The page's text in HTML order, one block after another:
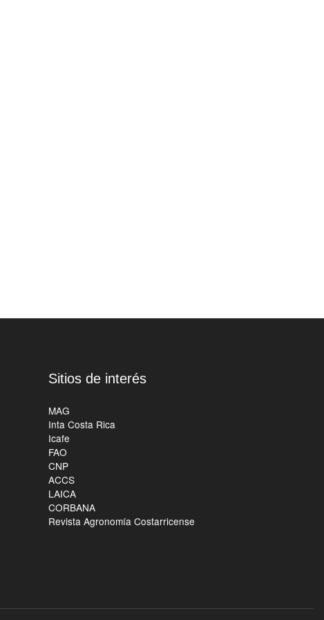
Sitios de interés
MAG
Inta Costa Rica
Icafe
FAO
CNP
ACCS
LAICA
CORBANA
Revista Agronomía Costarricense